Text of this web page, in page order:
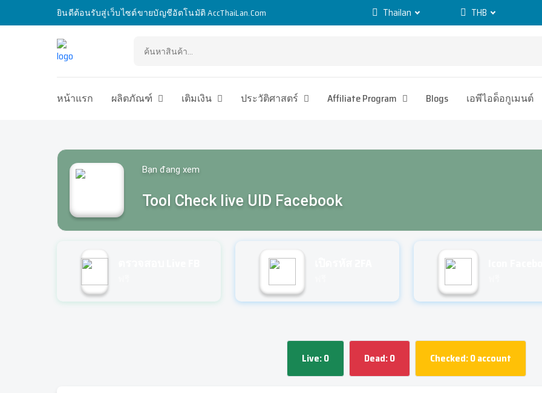
ยินดีต้อนรับสู่เว็บไซต์ขายบัญชีอัตโนมัติ AccThaiLan.Com Thailan THB
หน้าแรก ผลิตภัณฑ์ เติมเงิน ประวัติศาสตร์ Affiliate Program Blogs เอพีไอด็อกูเมนต์
Bạn đang xem
Tool Check live UID Facebook
Live:0 Dead:0 Checked:0account